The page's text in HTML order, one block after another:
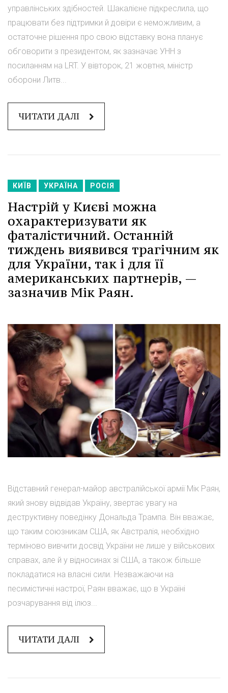
управлінських здібностей. Шакалієне підкреслила, що
працювати без підтримки й довіри є неможливим, а
остаточне рішення про свою відставку вона планує
обговорити з президентом, як зазначає УНН з
посиланням на LRT. У вівторок, 21 жовтня, міністр
оборони Литв...
ЧИТАТИ ДАЛІ
КИЇВ УКРАЇНА РОСІЯ
Настрій у Києві можна
охарактеризувати як
фаталістичний. Останній
тиждень виявився трагічним як
для України, так і для її
американських партнерів, —
зазначив Мік Раян.
Відставний генерал-майор австралійської армії Мік Раян,
який знову відвідав Україну, звертає увагу на
деструктивну поведінку Дональда Трампа. Він вважає,
що таким союзникам США, як Австралія, необхідно
терміново вивчити досвід України не лише у військових
справах, але й у відносинах зі США, а також більше
покладатися на власні сили. Незважаючи на
песимістичні настрої, Раян вважає, що в Україні
розчарування від ілюз...
ЧИТАТИ ДАЛІ